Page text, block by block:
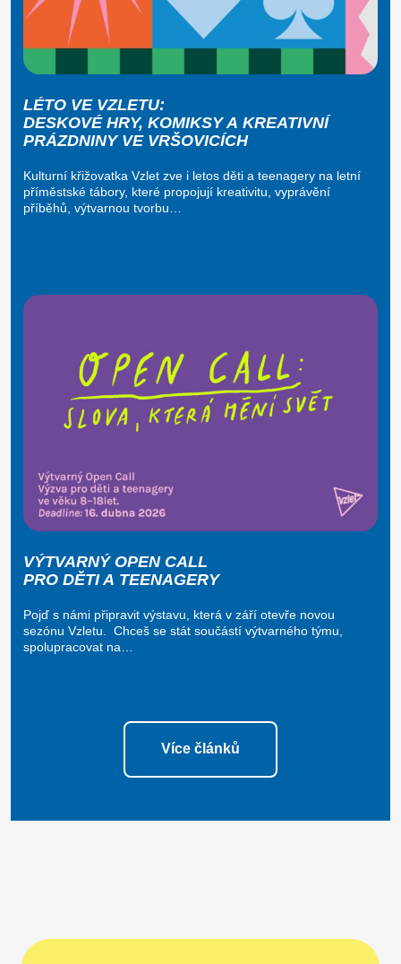
LÉTO VE VZLETU:
DESKOVÉ HRY, KOMIKSY A KREATIVNÍ
PRÁZDNINY VE VRŠOVICÍCH
Kulturní křižovatka Vzlet zve i letos děti a teenagery na letní
příměstské tábory, které propojují kreativitu, vyprávění
příběhů, výtvarnou tvorbu…
VÝTVARNÝ OPEN CALL
PRO DĚTI A TEENAGERY
Pojď s námi připravit výstavu, která v září otevře novou
sezónu Vzletu. Chceš se stát součástí výtvarného týmu,
spolupracovat na…
Více článků